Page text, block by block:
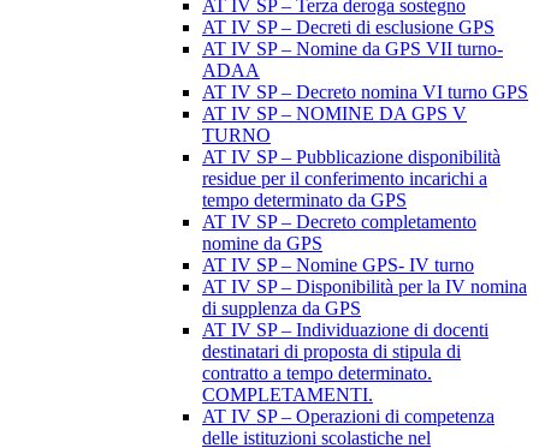
AT IV SP – Terza deroga sostegno
AT IV SP – Decreti di esclusione GPS
AT IV SP – Nomine da GPS VII turno-
ADAA
AT IV SP – Decreto nomina VI turno GPS
AT IV SP – NOMINE DA GPS V
TURNO
AT IV SP – Pubblicazione disponibilità
residue per il conferimento incarichi a
tempo determinato da GPS
AT IV SP – Decreto completamento
nomine da GPS
AT IV SP – Nomine GPS- IV turno
AT IV SP – Disponibilità per la IV nomina
di supplenza da GPS
AT IV SP – Individuazione di docenti
destinatari di proposta di stipula di
contratto a tempo determinato.
COMPLETAMENTI.
AT IV SP – Operazioni di competenza
delle istituzioni scolastiche nel